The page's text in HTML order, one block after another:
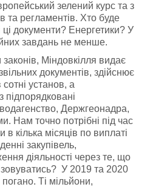
зелений курс та з
та регламентів. Хто буде
ці документи? Енергетики? У
завдань не менше.
Міндовкілля видає
документів, здійснює
установ, а
Держгеонадра,
Нам точно потрібні під час
кілька місяців по виплаті
закупівель,
діяльності через те, що
У 2019 та 2020
Ті мільйони,